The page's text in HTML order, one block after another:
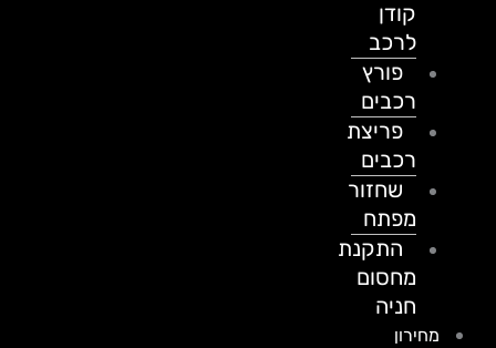
לרכב
פורץ
רכבים
פריצת
רכבים
שחזור
מפתח
התקנת
מחסום
חניה
מחירון